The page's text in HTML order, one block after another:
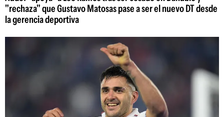
"rechaza" que Gustavo Matosas pase a ser el nuevo DT desde
la gerencia deportiva